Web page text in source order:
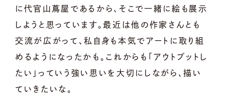
に代官山蔦屋であるから、そこで一緒に絵も展示
しようと思っています。最近は他の作家さんとも
交流が広がって、私自身も本気でアートに取り組
めるようになったかも。これからも「アウトプットし
たい」っていう強い思いを大切にしながら、描い
ていきたいな。